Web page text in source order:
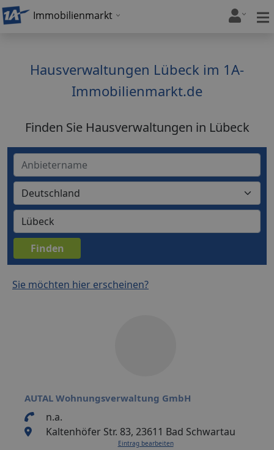
Immobilienmarkt
Hausverwaltungen Lübeck im 1A-
Immobilienmarkt.de
Finden Sie Hausverwaltungen in Lübeck
Sie möchten hier erscheinen?
AUTAL Wohnungsverwaltung GmbH
n.a.
Kaltenhöfer Str. 83, 23611 Bad Schwartau
Eintrag bearbeiten